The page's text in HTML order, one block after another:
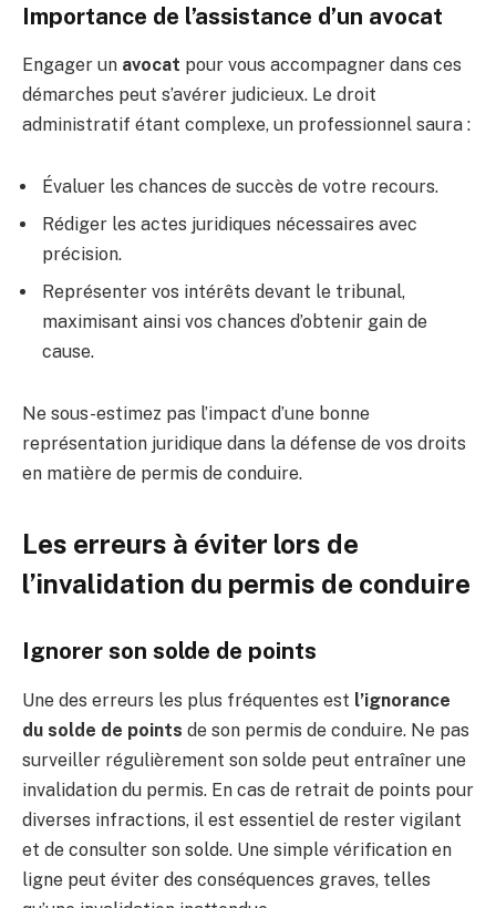
Importance de l’assistance d’un avocat
Engager un avocat pour vous accompagner dans ces
démarches peut s’avérer judicieux. Le droit
administratif étant complexe, un professionnel saura :
Évaluer les chances de succès de votre recours.
Rédiger les actes juridiques nécessaires avec
précision.
Représenter vos intérêts devant le tribunal,
maximisant ainsi vos chances d’obtenir gain de
cause.
Ne sous-estimez pas l’impact d’une bonne
représentation juridique dans la défense de vos droits
en matière de permis de conduire.
Les erreurs à éviter lors de
l’invalidation du permis de conduire
Ignorer son solde de points
Une des erreurs les plus fréquentes est l’ignorance
du solde de points de son permis de conduire. Ne pas
surveiller régulièrement son solde peut entraîner une
invalidation du permis. En cas de retrait de points pour
diverses infractions, il est essentiel de rester vigilant
et de consulter son solde. Une simple vérification en
ligne peut éviter des conséquences graves, telles